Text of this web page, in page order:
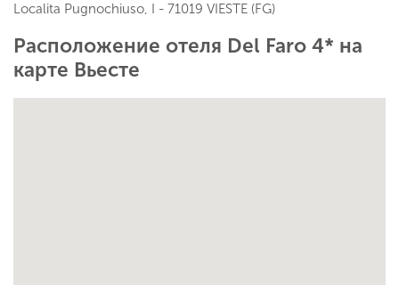
Localita Pugnochiuso, I - 71019 VIESTE (FG)
Расположение отеля Del Faro 4* на
карте Вьесте